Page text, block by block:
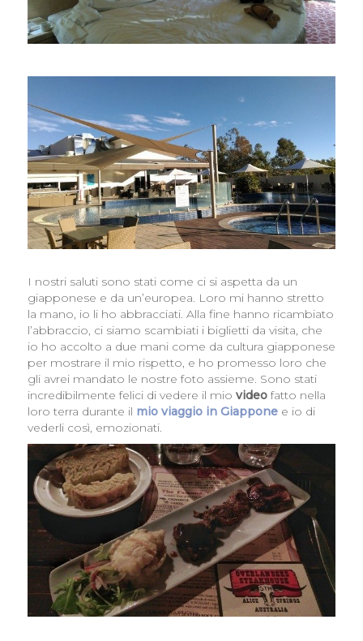
I nostri saluti sono stati come ci si aspetta da un
giapponese e da un’europea. Loro mi hanno stretto
la mano, io li ho abbracciati. Alla fine hanno ricambiato
l’abbraccio, ci siamo scambiati i biglietti da visita, che
io ho accolto a due mani come da cultura giapponese
per mostrare il mio rispetto, e ho promesso loro che
gli avrei mandato le nostre foto assieme. Sono stati
incredibilmente felici di vedere il mio videofatto nella
loro terra durante il mio viaggio in Giapponee io di
vederli così, emozionati.